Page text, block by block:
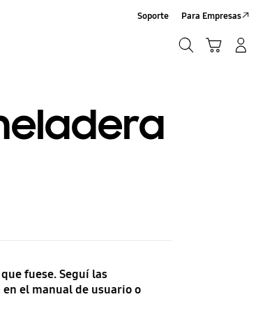
Soporte Para Empresas
fuese. Seguí las
el manual de usuario o